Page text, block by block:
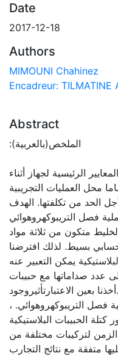
Date
2017-12-18
Authors
MIMOUNI Chahinez
Encadreur: TILMATINE
Abstract
:الملخص(بالعربية)
الرئيسية لجهاز أثناء
محل العمليات التجريبية
الحد من تكلفتها. الهدف
فصل التريبوكهروهوائي
متكون من ثلاثة مواد
بسيط. لذلك افترضنا
يمكن التعبير عنه
عدد صداماتها مع حبيبات
بعين الاعتبارتأثيروجود
فصل التريبوكهروهوائي. ،
الحبيبات البلاستيكية
الزمن لتركيبات مختلفة من
متفقة مع نتائج التجارب